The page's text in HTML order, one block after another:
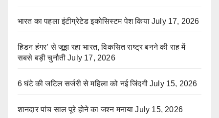
भारत का पहला इंटीग्रेटेड इकोसिस्टम पेश किया July 17, 2026
हिडन हंगर’ से जूझ रहा भारत, विकसित राष्ट्र बनने की राह में
सबसे बड़ी चुनौती July 17, 2026
6 घंटे की जटिल सर्जरी से महिला को नई जिंदगी July 15, 2026
शानदार पांच साल पूरे होने का जश्न मनाया July 15, 2026